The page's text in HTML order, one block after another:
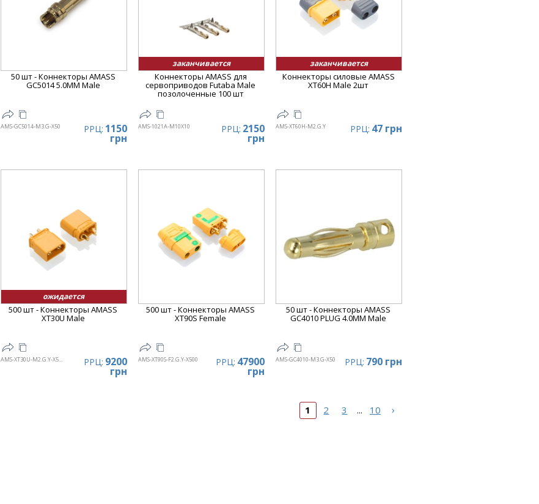
50 шт - Коннекторы AMASS
GC5014 5.0MM Male
AMS-GC5014-M3.G-X50 РРЦ: 1150
грн
заканчивается
Коннекторы AMASS для
сервоприводов Futaba Male
позолоченные 100 шт
AMS-1021A-M10X10 РРЦ: 2150
грн
заканчивается
Коннекторы силовые AMASS
XT60H Male 2шт
AMS-XT60H-M2.G.Y РРЦ: 47 грн
ожидается
500 шт - Коннекторы AMASS
XT30U Male
AMS-XT30U-M2.G.Y-X500 РРЦ: 9200
грн
500 шт - Коннекторы AMASS
XT90S Female
AMS-XT90S-F2.G.Y-X500 РРЦ: 47900
грн
50 шт - Коннекторы AMASS
GC4010 PLUG 4.0MM Male
AMS-GC4010-M3.G-X50 РРЦ: 790 грн
1 2 3 ... 10 ›